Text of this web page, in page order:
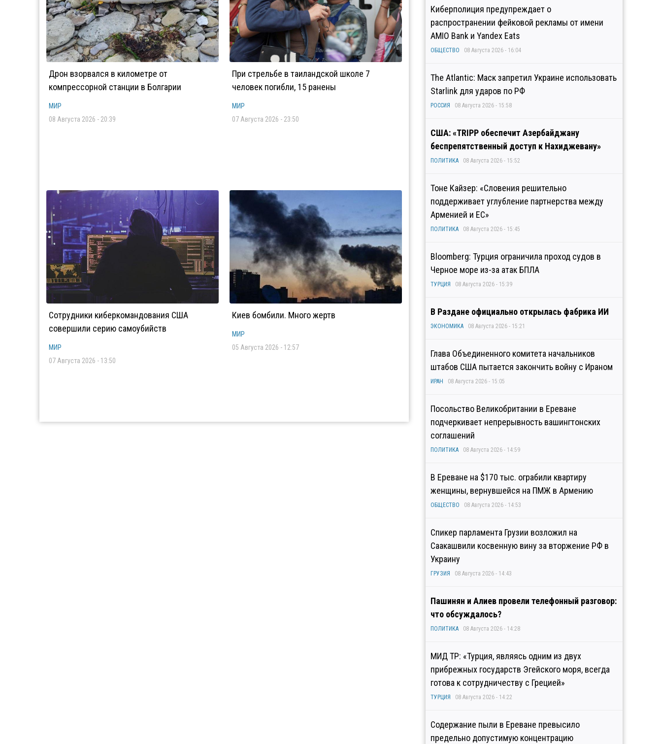
Дрон взорвался в километре от
компрессорной станции в Болгарии
МИР
08 Августа 2026 - 20:39
При стрельбе в таиландской школе 7
человек погибли, 15 ранены
МИР
07 Августа 2026 - 23:50
Сотрудники киберкомандования США
совершили серию самоубийств
МИР
07 Августа 2026 - 13:50
Киев бомбили. Много жертв
МИР
05 Августа 2026 - 12:57
Киберполиция предупреждает о
распространении фейковой рекламы от имени
AMIO Bank и Yandex Eats
ОБЩЕСТВО 08 Августа 2026 - 16:04
The Atlantic: Маск запретил Украине использовать
Starlink для ударов по РФ
РОССИЯ 08 Августа 2026 - 15:58
США: «TRIPP обеспечит Азербайджану
беспрепятственный доступ к Нахиджевану»
ПОЛИТИКА 08 Августа 2026 - 15:52
Тоне Кайзер: «Словения решительно
поддерживает углубление партнерства между
Арменией и ЕС»
ПОЛИТИКА 08 Августа 2026 - 15:45
Bloomberg: Турция ограничила проход судов в
Черное море из-за атак БПЛА
ТУРЦИЯ 08 Августа 2026 - 15:39
В Раздане официально открылась фабрика ИИ
ЭКОНОМИКА 08 Августа 2026 - 15:21
Глава Объединенного комитета начальников
штабов США пытается закончить войну с Ираном
ИРАН 08 Августа 2026 - 15:05
Посольство Великобритании в Ереване
подчеркивает непрерывность вашингтонских
соглашений
ПОЛИТИКА 08 Августа 2026 - 14:59
В Ереване на $170 тыс. ограбили квартиру
женщины, вернувшейся на ПМЖ в Армению
ОБЩЕСТВО 08 Августа 2026 - 14:53
Спикер парламента Грузии возложил на
Саакашвили косвенную вину за вторжение РФ в
Украину
ГРУЗИЯ 08 Августа 2026 - 14:43
Пашинян и Алиев провели телефонный разговор:
что обсуждалось?
ПОЛИТИКА 08 Августа 2026 - 14:28
МИД ТР: «Турция, являясь одним из двух
прибрежных государств Эгейского моря, всегда
готова к сотрудничеству с Грецией»
ТУРЦИЯ 08 Августа 2026 - 14:22
Содержание пыли в Ереване превысило
предельно допустимую концентрацию